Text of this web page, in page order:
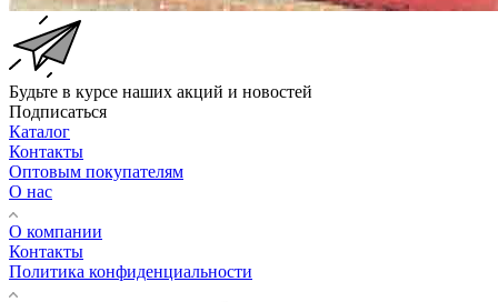
Будьте в курсе наших акций и новостей
Подписаться
Каталог
Контакты
Оптовым покупателям
О нас
О компании
Контакты
Политика конфиденциальности